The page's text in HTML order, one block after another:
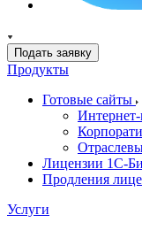
Подать заявку
Продукты
Готовые сайты
Лицензии 1С-
Продления
Услуги